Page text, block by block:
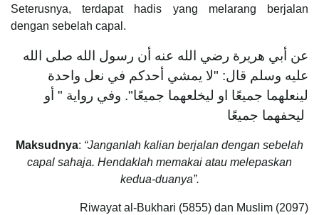
Seterusnya, terdapat hadis yang melarang berjalan
dengan sebelah capal.
عن أبي هريرة رضي الله عنه أن رسول الله صلى الله
عليه وسلم قال‏:‏ ‏"‏لا يمشي أحدكم في نعل واحدة
لينعلهما جميعًا او ليخلعهما جميعًا‏"‏‏.‏ وفي رواية ‏"‏ أو
Maksudnya: “Janganlah kalian berjalan dengan sebelah
capal sahaja. Hendaklah memakai atau melepaskan
kedua-duanya”.
Riwayat al-Bukhari (5855) dan Muslim (2097)